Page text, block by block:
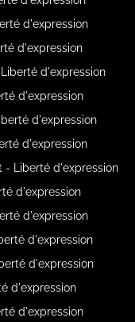
d'expression
d'expression
d'expression
d'expression
d'expression
d'expression
- Liberté d'expression
d'expression
d'expression
d'expression
d'expression
d'expression
d'expression